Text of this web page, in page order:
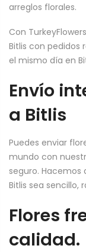
arreglos florales.
Con
Bitlis con pedidos
el mismo día en
Envío
a Bitlis
Puedes enviar
mundo con
seguro.
Bitlis sea sencillo,
Flores
calidad.